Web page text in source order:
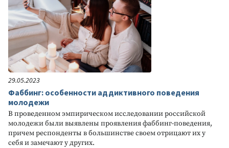
29.05.2023
Фаббинг: особенности аддиктивного поведения
молодежи
В проведенном эмпирическом исследовании российской
молодежи были выявлены проявления фаббинг-поведения,
причем респонденты в большинстве своем отрицают их у
себя и замечают у других.